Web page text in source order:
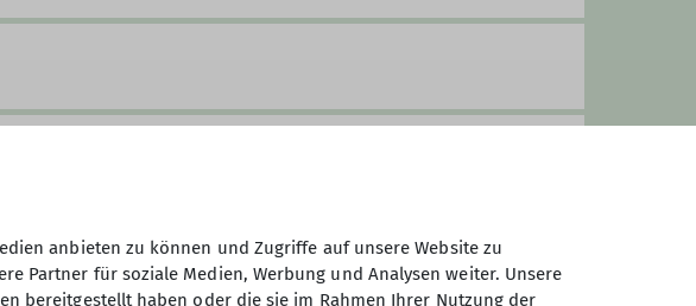
anbieten zu können und Zugriffe auf unsere Website zu
Partner für soziale Medien, Werbung und Analysen weiter. Unsere
bereitgestellt haben oder die sie im Rahmen Ihrer Nutzung der